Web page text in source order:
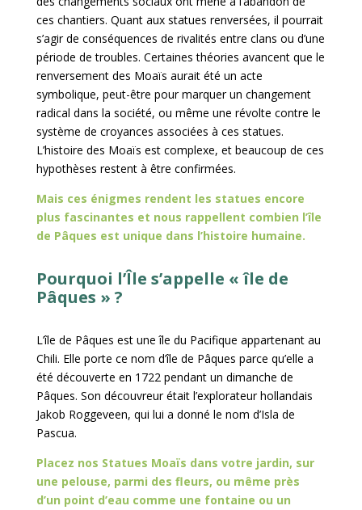
ces chantiers. Quant aux statues renversées, il pourrait
s’agir de conséquences de rivalités entre clans ou d’une
période de troubles. Certaines théories avancent que le
renversement des Moaïs aurait été un acte
symbolique, peut-être pour marquer un changement
radical dans la société, ou même une révolte contre le
système de croyances associées à ces statues.
L’histoire des Moaïs est complexe, et beaucoup de ces
hypothèses restent à être confirmées.
Mais ces énigmes rendent les statues encore
plus fascinantes et nous rappellent combien l’île
de Pâques est unique dans l’histoire humaine.
Pourquoi l’Île s’appelle « île de
Pâques » ?
L’île de Pâques est une île du Pacifique appartenant au
Chili. Elle porte ce nom d’île de Pâques parce qu’elle a
été découverte en 1722 pendant un dimanche de
Pâques. Son découvreur était l’explorateur hollandais
Jakob Roggeveen, qui lui a donné le nom d’Isla de
Pascua.
Placez nos Statues Moaïs dans votre jardin, sur
une pelouse, parmi des fleurs, ou même près
d’un point d’eau comme une fontaine ou un